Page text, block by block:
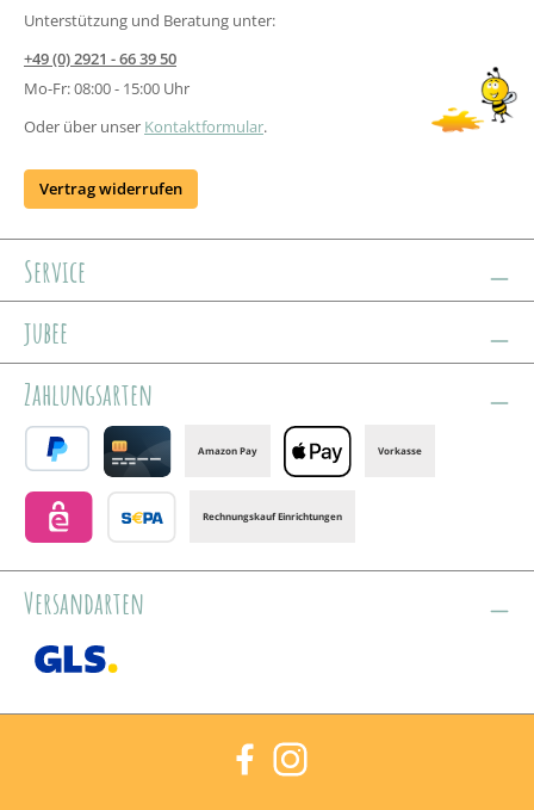
Unterstützung und Beratung unter:
+49 (0) 2921 - 66 39 50
Mo-Fr: 08:00 - 15:00 Uhr
Oder über unser Kontaktformular.
Vertrag widerrufen
Service
jubee
Zahlungsarten
Credit card
Amazon Pay Vorkasse
Rechnungskauf Einrichtungen
Versandarten
FacebookInstagram